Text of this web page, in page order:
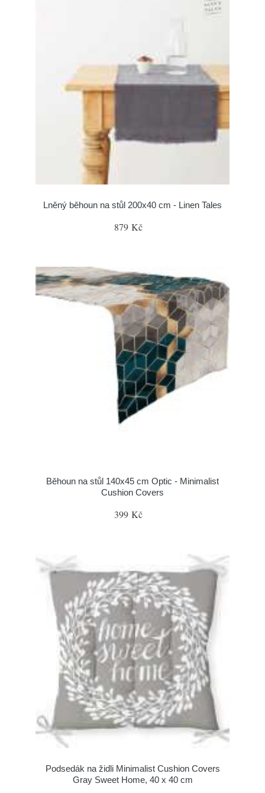
Lněný běhoun na stůl 200x40 cm - Linen Tales
879 Kč
Běhoun na stůl 140x45 cm Optic - Minimalist
Cushion Covers
399 Kč
Podsedák na židli Minimalist Cushion Covers
Gray Sweet Home, 40 x 40 cm